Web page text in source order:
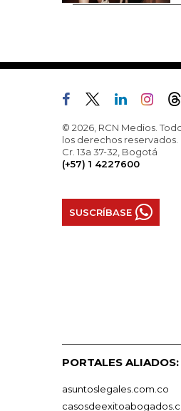
© 2026, RCN Medios.
los derechos reservados.
Cr. 13a 37-32, Bogotá
(+57) 1 4227600
SUSCRÍBASE
PORTALES ALIADOS:
asuntoslegales.com.co